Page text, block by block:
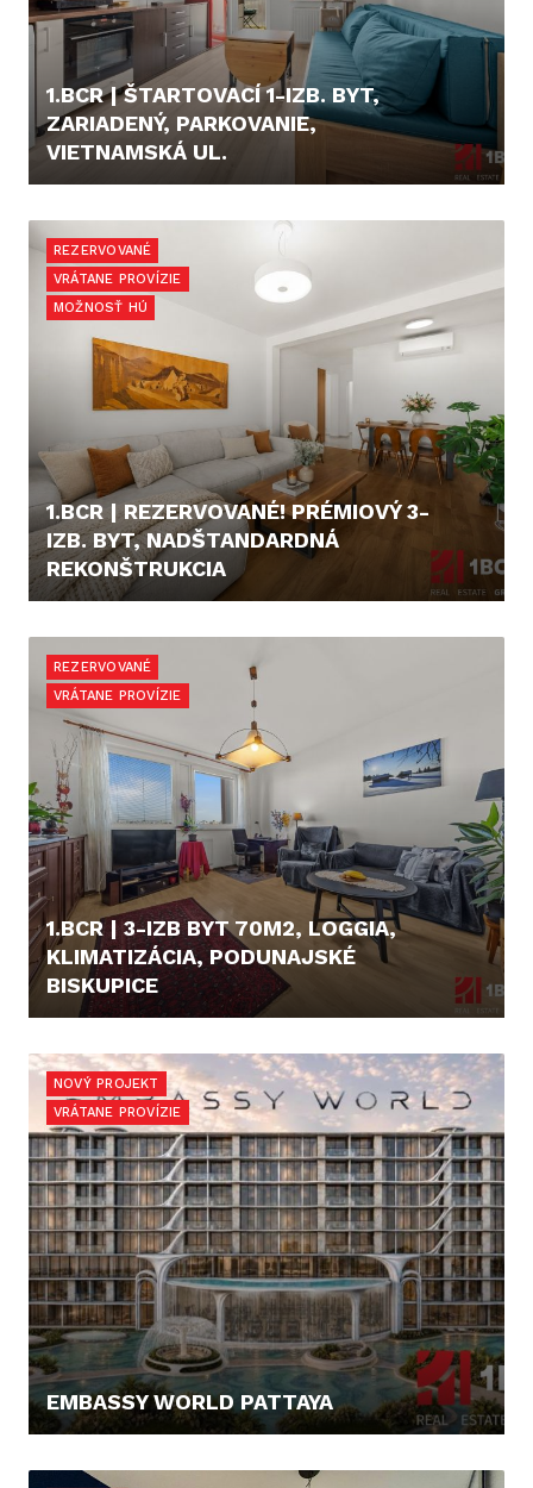
1.BCR | ŠTARTOVACÍ 1-IZB. BYT,
ZARIADENÝ, PARKOVANIE,
VIETNAMSKÁ UL.
REZERVOVANÉ
VRÁTANE PROVÍZIE
MOŽNOSŤ HÚ
1.BCR | REZERVOVANÉ! PRÉMIOVÝ 3-
IZB. BYT, NADŠTANDARDNÁ
REKONŠTRUKCIA
REZERVOVANÉ
VRÁTANE PROVÍZIE
1.BCR | 3-IZB BYT 70M2, LOGGIA,
KLIMATIZÁCIA, PODUNAJSKÉ
BISKUPICE
NOVÝ PROJEKT
VRÁTANE PROVÍZIE
EMBASSY WORLD PATTAYA